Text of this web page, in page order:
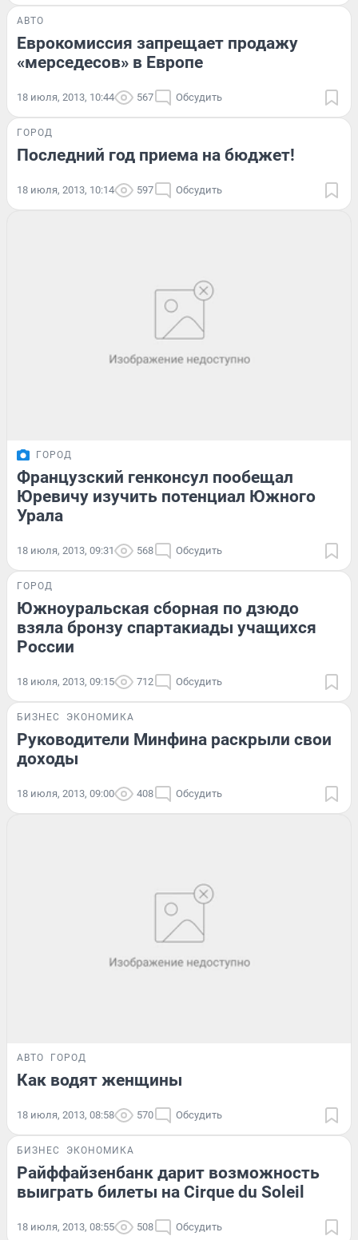
АВТО
Еврокомиссия запрещает продажу
«мерседесов» в Европе
18 июля, 2013, 10:44 567 Обсудить
ГОРОД
Последний год приема на бюджет!
18 июля, 2013, 10:14 597 Обсудить
ГОРОД
Французский генконсул пообещал
Юревичу изучить потенциал Южного
Урала
18 июля, 2013, 09:31 568 Обсудить
ГОРОД
Южноуральская сборная по дзюдо
взяла бронзу спартакиады учащихся
России
18 июля, 2013, 09:15 712 Обсудить
БИЗНЕС ЭКОНОМИКА
Руководители Минфина раскрыли свои
доходы
18 июля, 2013, 09:00 408 Обсудить
АВТО ГОРОД
Как водят женщины
18 июля, 2013, 08:58 570 Обсудить
БИЗНЕС ЭКОНОМИКА
Райффайзенбанк дарит возможность
выиграть билеты на Cirque du Soleil
18 июля, 2013, 08:55 508 Обсудить